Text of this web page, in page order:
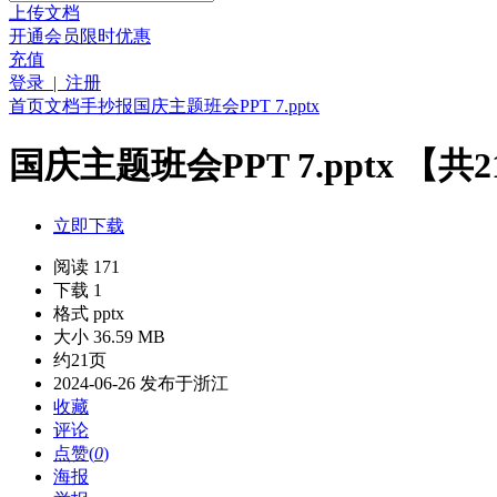
上传文档
开通会员限时优惠
充值
登录 | 注册
首页文档手抄报国庆主题班会PPT 7.pptx
国庆主题班会PPT 7.pptx 【共
立即下载
阅读 171
下载 1
格式 pptx
大小 36.59 MB
约21页
2024-06-26 发布于浙江
收藏
评论
点赞(0)
海报